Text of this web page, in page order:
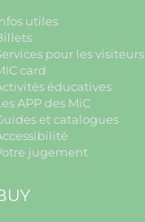
utiles
pour les visiteurs
card
éducatives
APP des MiC
et catalogues
jugement